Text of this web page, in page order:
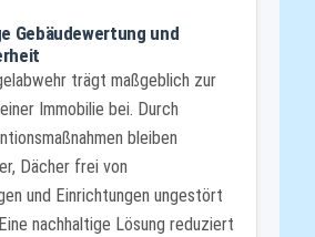
Gebäudewertung und
trägt maßgeblich zur
Immobilie bei. Durch
bleiben
Dächer frei von
und Einrichtungen ungestört
nachhaltige Lösung reduziert